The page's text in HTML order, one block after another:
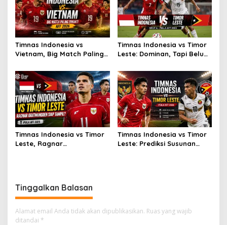
Timnas Indonesia vs
Vietnam, Big Match Paling
Timnas Indonesia vs Timor
Leste: Dominan, Tapi Belum
Timnas Indonesia vs Timor
Leste, Ragnar
Timnas Indonesia vs Timor
Leste: Prediksi Susunan
Tinggalkan Balasan
Alamat email Anda tidak akan dipublikasikan. Ruas yang wajib
ditandai *